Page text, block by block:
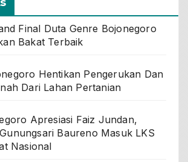
Final Duta Genre Bojonegoro
Bakat Terbaik
Hentikan Pengerukan Dan
Dari Lahan Pertanian
Apresiasi Faiz Jundan,
Baureno Masuk LKS
Nasional